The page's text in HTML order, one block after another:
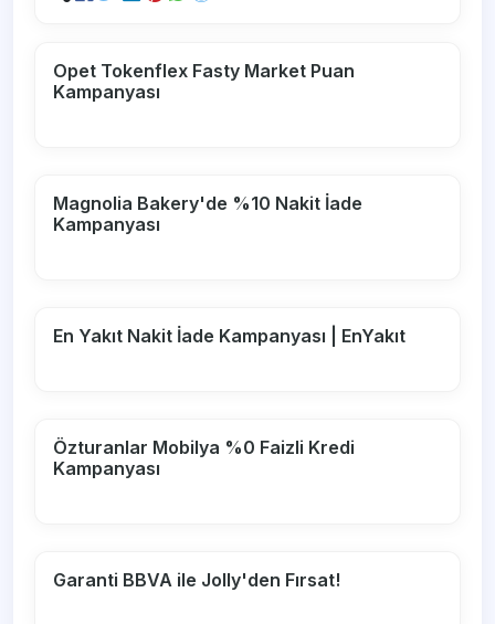
Opet Tokenflex Fasty Market Puan
Kampanyası
Magnolia Bakery'de %10 Nakit İade
Kampanyası
En Yakıt Nakit İade Kampanyası | EnYakıt
Özturanlar Mobilya %0 Faizli Kredi
Kampanyası
Garanti BBVA ile Jolly'den Fırsat!